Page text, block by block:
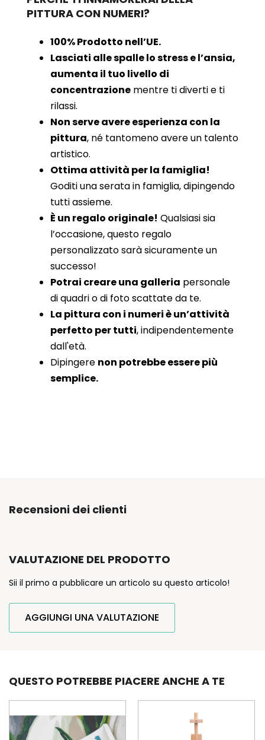
PITTURA CON NUMERI?
100% Prodotto nell’UE.
Lasciati alle spalle lo stress e l’ansia,
aumenta il tuo livello di
concentrazione mentre ti diverti e ti
rilassi.
Non serve avere esperienza con la
pittura, né tantomeno avere un talento
artistico.
Ottima attività per la famiglia!
Goditi una serata in famiglia, dipingendo
tutti assieme.
È un regalo originale! Qualsiasi sia
l’occasione, questo regalo
personalizzato sarà sicuramente un
successo!
Potrai creare una galleria personale
di quadri o di foto scattate da te.
La pittura con i numeri è un’attività
perfetto per tutti, indipendentemente
dall'età.
Dipingere non potrebbe essere più
semplice.
Recensioni dei clienti
VALUTAZIONE DEL PRODOTTO
Sii il primo a pubblicare un articolo su questo articolo!
AGGIUNGI UNA VALUTAZIONE
QUESTO POTREBBE PIACERE ANCHE A TE